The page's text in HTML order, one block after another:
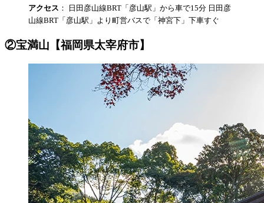
アクセス ： 日田彦山線BRT「彦山駅」から車で15分 日田彦
山線BRT「彦山駅」より町営バスで「神宮下」下車すぐ
②宝満山【福岡県太宰府市】